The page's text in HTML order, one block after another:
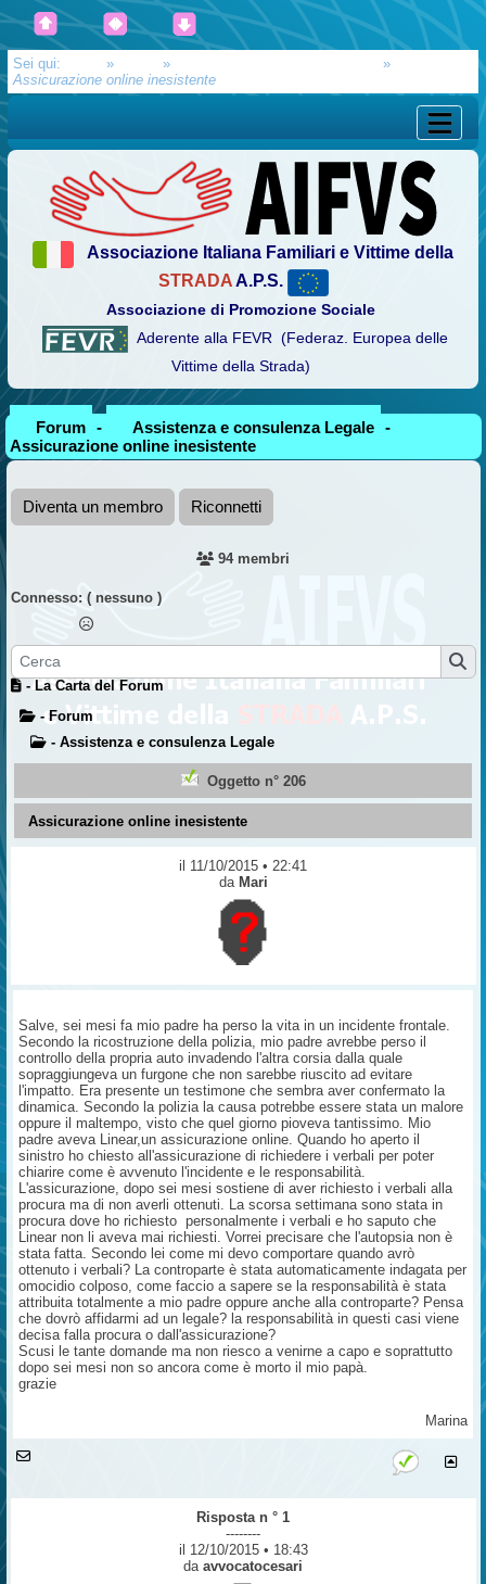
Sei qui: » »
»
Assicurazione online inesistente
Associazione Italiana Familiari e Vittime della
STRADAA.P.S.
Associazione di Promozione Sociale
Aderente alla FEVR (Federaz. Europea delle
Vittime della Strada)
Forum - Assistenza e consulenza Legale
-
Assicurazione online inesistente
Diventa un membro Riconnetti
94 membri
Connesso: ( nessuno )
- La Carta del Forum
- Forum
- Assistenza e consulenza Legale
Oggetto n° 206
Assicurazione online inesistente
il 11/10/2015 • 22:41
da Mari
Salve, sei mesi fa mio padre ha perso la vita in un incidente frontale.
Secondo la ricostruzione della polizia, mio padre avrebbe perso il
controllo della propria auto invadendo l'altra corsia dalla quale
sopraggiungeva un furgone che non sarebbe riuscito ad evitare
l'impatto. Era presente un testimone che sembra aver confermato la
dinamica. Secondo la polizia la causa potrebbe essere stata un malore
oppure il maltempo, visto che quel giorno pioveva tantissimo. Mio
padre aveva Linear,un assicurazione online. Quando ho aperto il
sinistro ho chiesto all'assicurazione di richiedere i verbali per poter
chiarire come è avvenuto l'incidente e le responsabilità.
L'assicurazione, dopo sei mesi sostiene di aver richiesto i verbali alla
procura ma di non averli ottenuti. La scorsa settimana sono stata in
procura dove ho richiesto personalmente i verbali e ho saputo che
Linear non li aveva mai richiesti. Vorrei precisare che l'autopsia non è
stata fatta. Secondo lei come mi devo comportare quando avrò
ottenuto i verbali? La controparte è stata automaticamente indagata per
omocidio colposo, come faccio a sapere se la responsabilità è stata
attribuita totalmente a mio padre oppure anche alla controparte? Pensa
che dovrò affidarmi ad un legale? la responsabilità in questi casi viene
decisa falla procura o dall'assicurazione?
Scusi le tante domande ma non riesco a venirne a capo e soprattutto
dopo sei mesi non so ancora come è morto il mio papà.
grazie
Marina
Risposta n ° 1
--------
il 12/10/2015 • 18:43
da avvocatocesari